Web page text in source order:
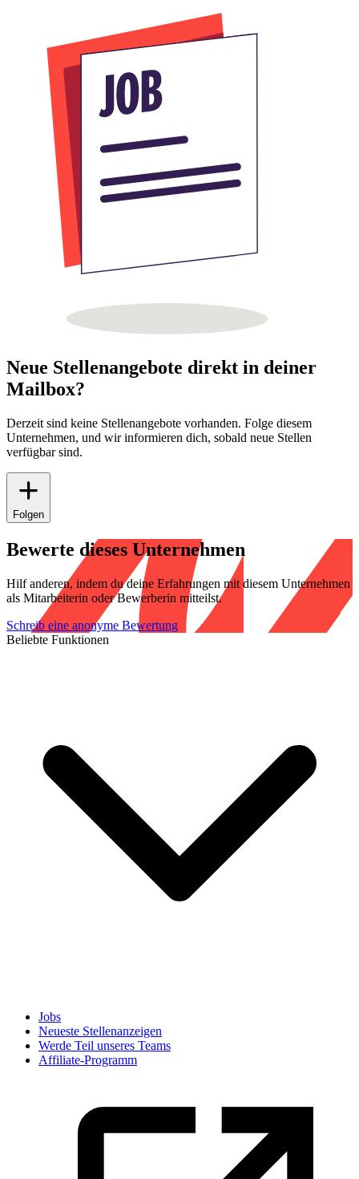
Neue Stellenangebote direkt in deiner
Mailbox?
Derzeit sind keine Stellenangebote vorhanden. Folge diesem
Unternehmen, und wir informieren dich, sobald neue Stellen
verfügbar sind.
Folgen
Bewerte dieses Unternehmen
Hilf anderen, indem du deine Erfahrungen mit diesem Unternehmen
als Mitarbeiterin oder Bewerberin mitteilst.
Schreib eine anonyme Bewertung
Beliebte Funktionen
Jobs
Neueste Stellenanzeigen
Werde Teil unseres Teams
Affiliate-Programm